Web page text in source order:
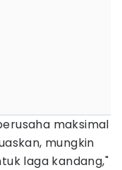
maksimal
mungkin
laga kandang,"